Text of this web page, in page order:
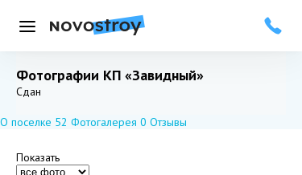
Меню
Фотографии КП «Завидный»
Добавить в избранное
Подписаться
Сдан
О поселке 52 Фотогалерея 0 Отзывы
Показать